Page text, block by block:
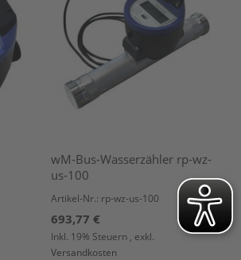
wM-Bus-Wasserzähler rp-wz-
us-100
Artikel-Nr.: rp-wz-us-100
693,77 €
Inkl. 19% Steuern , exkl.
Versandkosten